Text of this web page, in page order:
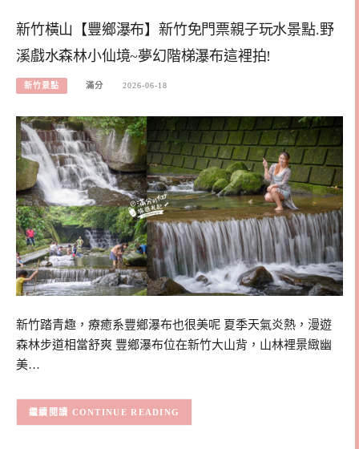
新竹橫山【豐鄉瀑布】新竹免門票親子玩水景點.野
溪戲水森林小仙境~夢幻階梯瀑布這裡拍!
新竹景點 滿分 2026-06-18
新竹踏青趣，療癒系豐鄉瀑布也很美呢 夏季天氣炎熱，漫遊
森林步道相當舒爽 豐鄉瀑布位在新竹大山背，山林裡景緻幽
美…
CONTINUE READING